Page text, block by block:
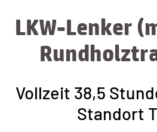
LKW-Lenker
Vollzeit 38,5
Standort